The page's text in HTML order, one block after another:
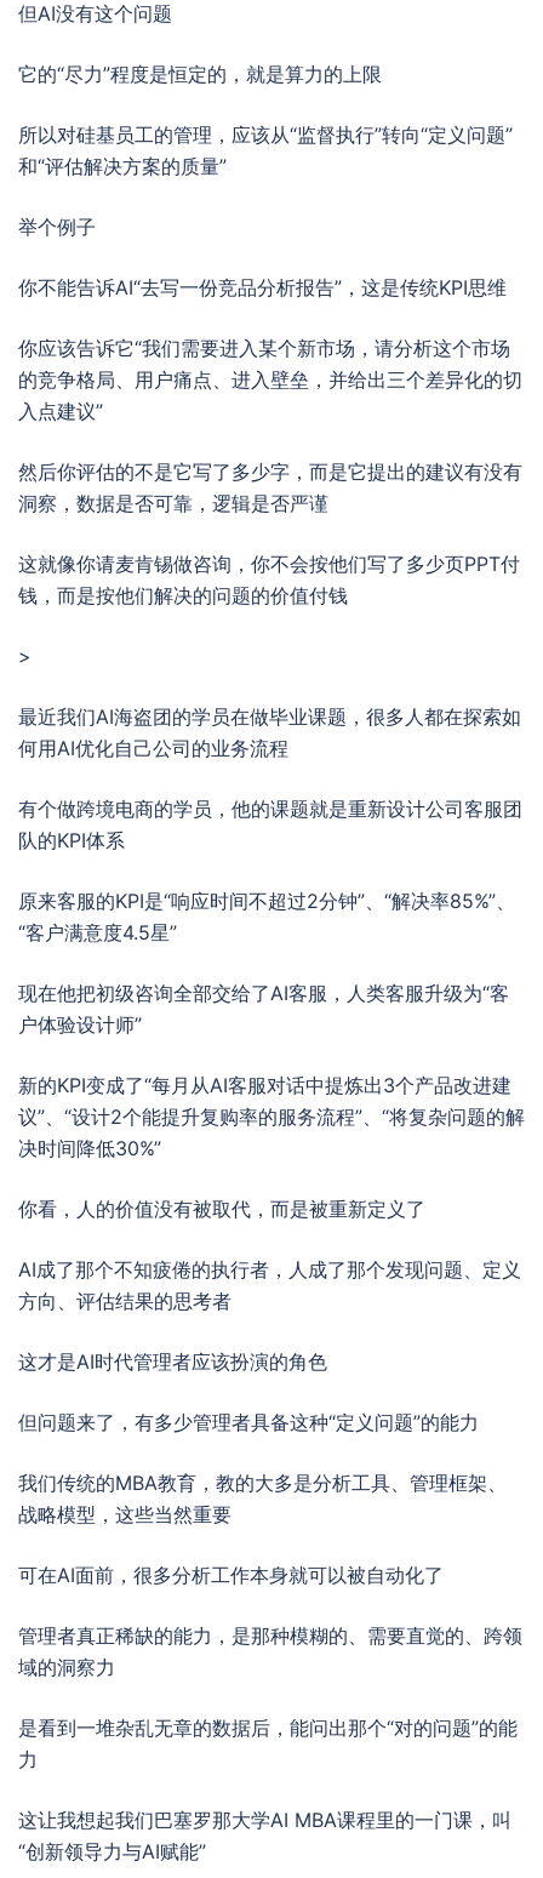
但AI没有这个问题
它的“尽力”程度是恒定的，就是算力的上限
所以对硅基员工的管理，应该从“监督执行”转向“定义问题”
和“评估解决方案的质量”
举个例子
你不能告诉AI“去写一份竞品分析报告”，这是传统KPI思维
你应该告诉它“我们需要进入某个新市场，请分析这个市场
的竞争格局、用户痛点、进入壁垒，并给出三个差异化的切
入点建议”
然后你评估的不是它写了多少字，而是它提出的建议有没有
洞察，数据是否可靠，逻辑是否严谨
这就像你请麦肯锡做咨询，你不会按他们写了多少页PPT付
钱，而是按他们解决的问题的价值付钱
>
最近我们AI海盗团的学员在做毕业课题，很多人都在探索如
何用AI优化自己公司的业务流程
有个做跨境电商的学员，他的课题就是重新设计公司客服团
队的KPI体系
原来客服的KPI是“响应时间不超过2分钟”、“解决率85%”、
“客户满意度4.5星”
现在他把初级咨询全部交给了AI客服，人类客服升级为“客
户体验设计师”
新的KPI变成了“每月从AI客服对话中提炼出3个产品改进建
议”、“设计2个能提升复购率的服务流程”、“将复杂问题的解
决时间降低30%”
你看，人的价值没有被取代，而是被重新定义了
AI成了那个不知疲倦的执行者，人成了那个发现问题、定义
方向、评估结果的思考者
这才是AI时代管理者应该扮演的角色
但问题来了，有多少管理者具备这种“定义问题”的能力
我们传统的MBA教育，教的大多是分析工具、管理框架、
战略模型，这些当然重要
可在AI面前，很多分析工作本身就可以被自动化了
管理者真正稀缺的能力，是那种模糊的、需要直觉的、跨领
域的洞察力
是看到一堆杂乱无章的数据后，能问出那个“对的问题”的能
力
这让我想起我们巴塞罗那大学AI MBA课程里的一门课，叫
“创新领导力与AI赋能”